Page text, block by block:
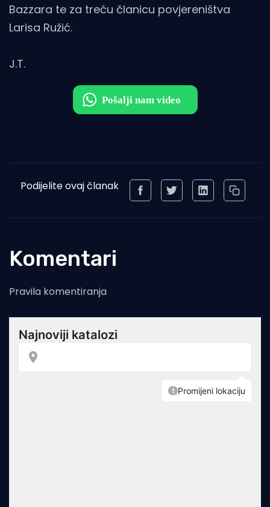
Bazzara te za treću članicu povjereništva
Larisa Ružić.
J.T.
Podijelite ovaj članak
Komentari
Pravila komentiranja